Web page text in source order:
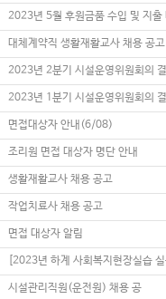
2023년 5월 후원금품 수입 및 지출
대체계약직 생활재활교사 채용 공고
2023년 2분기 시설운영위원회의
2023년 1분기 시설운영위원회의
면접대상자 안내(6/08)
조리원 면접 대상자 명단 안내
생활재활교사 채용 공고
작업치료사 채용 공고
면접 대상자 알림
[2023년 하계 사회복지현장실습
시설관리직원(운전원) 채용 공